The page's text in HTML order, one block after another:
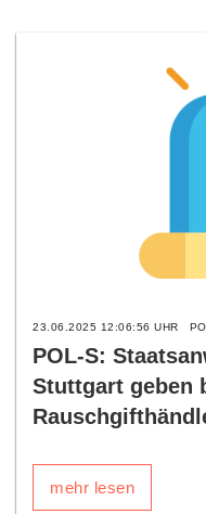
23.06.2025 12:06:56 UHR
POL-S:
Stuttgart geben
mehr lesen